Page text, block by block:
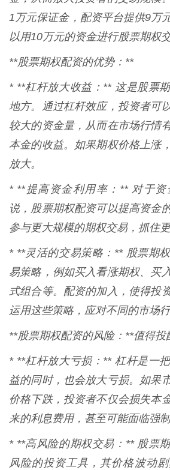
1万元保证金，配资平台提供9万
以用10万元的资金进行股票期权交
**股票期权配资的优势：**
* **杠杆放大收益：** 这是股票
地方。通过杠杆效应，投资者可
较大的资金量，从而在市场行情
本金的收益。如果期权价格上涨
放大。
* **提高资金利用率：** 对于
说，股票期权配资可以提高资金
参与更大规模的期权交易，抓住
* **灵活的交易策略：** 股票期
易策略，例如买入看涨期权、买
式组合等。配资的加入，使得投
运用这些策略，应对不同的市场行
**股票期权配资的风险：**值得投
* **杠杆放大亏损：** 杠杆是一
益的同时，也会放大亏损。如果
价格下跌，投资者不仅会损失本
来的利息费用，甚至可能面临强制
* **高风险的期权交易：** 股票
风险的投资工具，其价格波动